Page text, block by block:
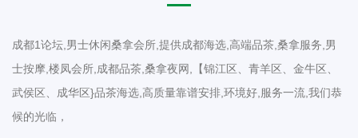
成都1论坛,男士休闲桑拿会所,提供成都海选,高端品茶,桑拿服务,男
士按摩,楼凤会所,成都品茶,桑拿夜网,【锦江区、青羊区、金牛区、
武侯区、成华区}品茶海选,高质量靠谱安排,环境好,服务一流,我们恭
候的光临，